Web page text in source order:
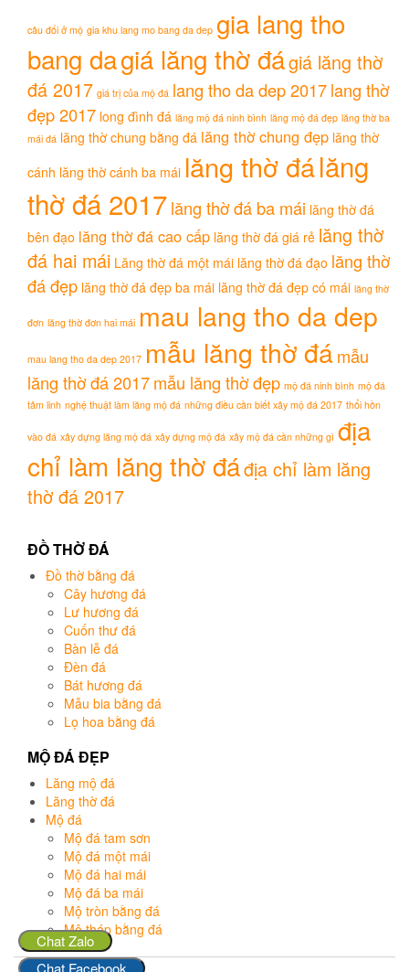
câu đối ở mộ gia khu lang mo bang da dep gia lang tho
bang dagiá lăng thờ đágiá lăng thờ
đá 2017 giá trị của mộ đá lang tho da dep 2017lang thờ
đẹp 2017 long đình đá lăng mộ đá ninh bình lăng mộ đá đẹp lăng thờ ba
mái đá lăng thờ chung bằng đá lăng thờ chung đẹp lăng thờ
cánh lăng thờ cánh ba mái lăng thờ đálăng
thờ đá 2017lăng thờ đá ba mái lăng thờ đá
bên đạo lăng thờ đá cao cấp lăng thờ đá giá rẻ lăng thờ
đá hai mái Lăng thờ đá một mái lăng thờ đá đạo lăng thờ
đá đẹp lăng thờ đá đẹp ba mái lăng thờ đá đẹp có mái lăng thờ
đơn lăng thờ đơn hai mái mau lang tho da dep
mau lang tho da dep 2017 mẫu lăng thờ đámẫu
lăng thờ đá 2017mẫu lăng thờ đẹp mộ đá ninh bình mộ đá
tâm linh nghệ thuật làm lăng mộ đá những điều cần biết xây mộ đá 2017 thổi hồn
vào đá xây dựng lăng mộ đá xây dựng mộ đá xây mộ đá cần những gì địa
chỉ làm lăng thờ đáđịa chỉ làm lăng
thờ đá 2017
ĐỒ THỜ ĐÁ
Đồ thờ bằng đá
Cây hương đá
Lư hương đá
Cuốn thư đá
Bàn lễ đá
Đèn đá
Bát hương đá
Mẫu bia bằng đá
Lọ hoa bằng đá
MỘ ĐÁ ĐẸP
Lăng mộ đá
Lăng thờ đá
Mộ đá
Mộ đá tam sơn
Mộ đá một mái
Mộ đá hai mái
Mộ đá ba mái
Mộ tròn bằng đá
Mộ tháp bằng đá
Chat Zalo
Chat Facebook